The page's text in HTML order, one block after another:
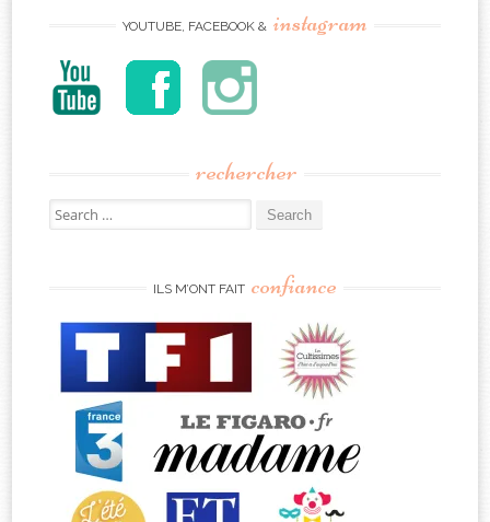
YOUTUBE, FACEBOOK & instagram
rechercher
Search
for:
ILS M’ONT FAIT confiance